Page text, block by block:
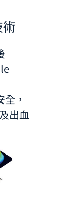
，
出血